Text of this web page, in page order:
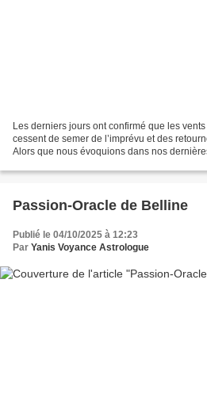
Les derniers jours ont confirmé que les
cessent de semer de l’imprévu et des
Alors que nous évoquions dans nos
Passion-Oracle de Belline
Publié le 04/10/2025 à 12:23
Par Yanis Voyance Astrologue